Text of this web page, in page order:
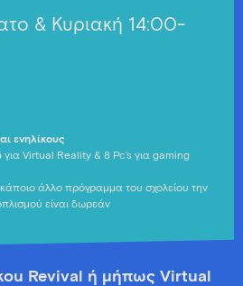
& Κυριακή 14:00-
ενηλίκους
για Virtual Reality & 8 Pc’s για gaming
άλλο πρόγραμμα του σχολείου την
είναι δωρεάν
Revival ή μήπως Virtual